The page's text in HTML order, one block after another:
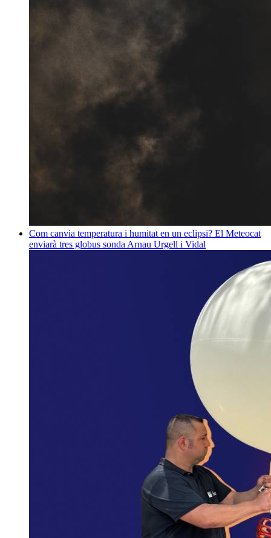
Com canvia temperatura i humitat en un eclipsi? El Meteocat
enviarà tres globus sonda Arnau Urgell i Vidal